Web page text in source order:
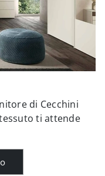
di Cecchini
ti attende